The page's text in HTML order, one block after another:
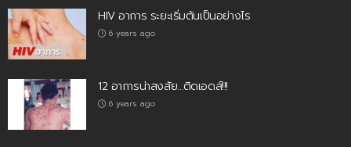
HIV อาการ ระยะเริ่มต้นเป็นอย่างไร
6 years ago
12 อาการน่าสงสัย…ติดเอดส์!!!
6 years ago